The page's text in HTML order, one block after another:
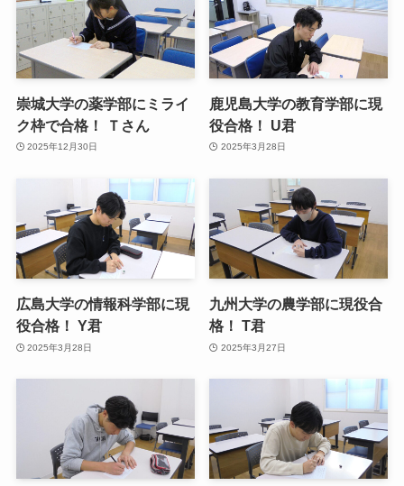
崇城大学の薬学部にミライ
ク枠で合格！ Ｔさん
2025年12月30日
鹿児島大学の教育学部に現
役合格！ U君
2025年3月28日
広島大学の情報科学部に現
役合格！ Y君
2025年3月28日
九州大学の農学部に現役合
格！ T君
2025年3月27日